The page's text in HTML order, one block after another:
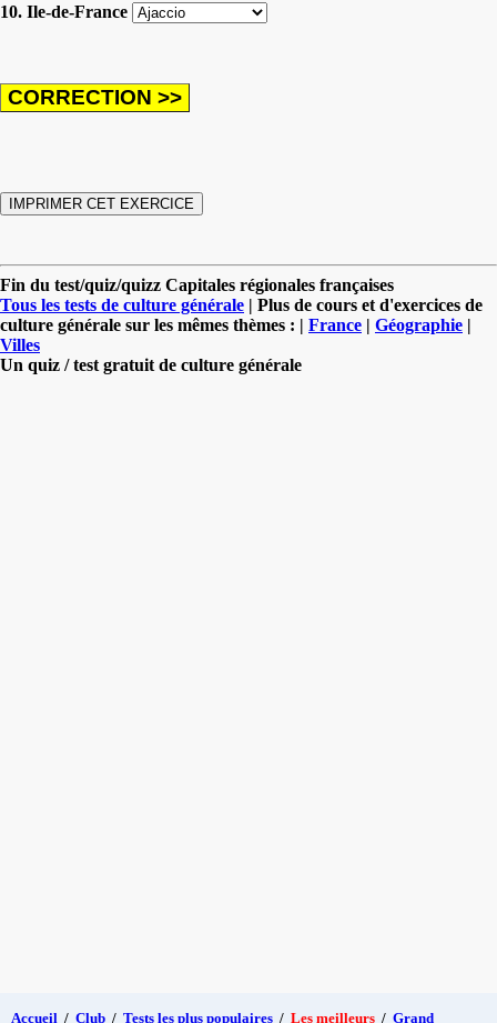
10. Ile-de-France
Fin du test/quiz/quizz Capitales régionales françaises
Tous les tests de culture générale | Plus de cours et d'exercices de
culture générale sur les mêmes thèmes : | France | Géographie |
Villes
Un quiz / test gratuit de culture générale
Accueil / Club / Tests les plus populaires / Les meilleurs / Grand